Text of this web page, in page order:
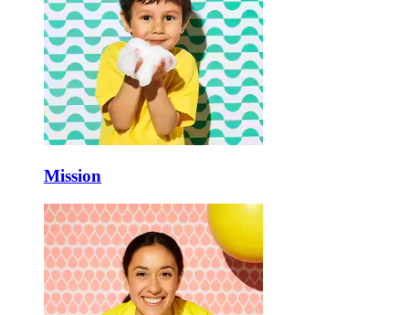
Mission